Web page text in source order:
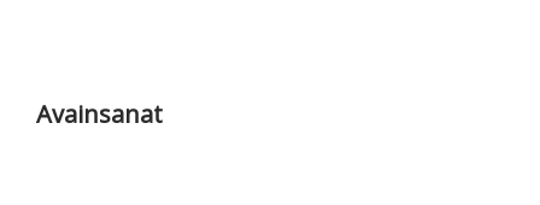
Avainsanat